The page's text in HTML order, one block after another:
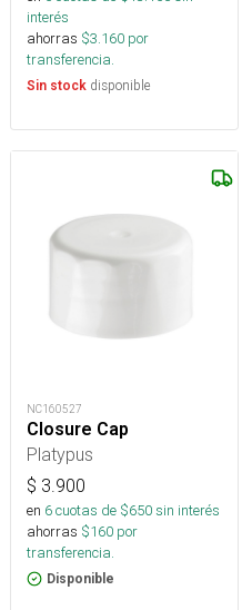
interés
ahorras $3.160 por
transferencia.
Sin stock disponible
NC160527
Closure Cap
Platypus
$ 3.900
en 6cuotas de $650sin interés
ahorras $160 por
transferencia.
Disponible